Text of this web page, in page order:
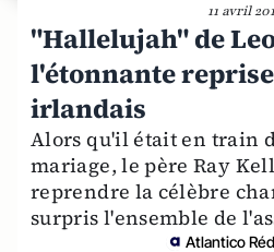
11 avril
"Hallelujah" de
l'étonnante
irlandais
Alors qu'il était en train
mariage, le père Ray
reprendre la célèbre
surpris l'ensemble de
Atlantico